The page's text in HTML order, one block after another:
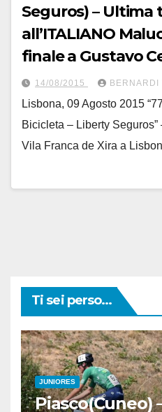
Seguros) – Ultima
all’ITALIANO
finale a Gustavo
Fotoservizio di
Faucher
14/08/2015 BERNARDI
Lisbona, 09 Agosto 2015
Bicicleta – Liberty
Vila Franca de Xira a
Ti sei perso...
JUNIORES
Piasco(Cuneo)